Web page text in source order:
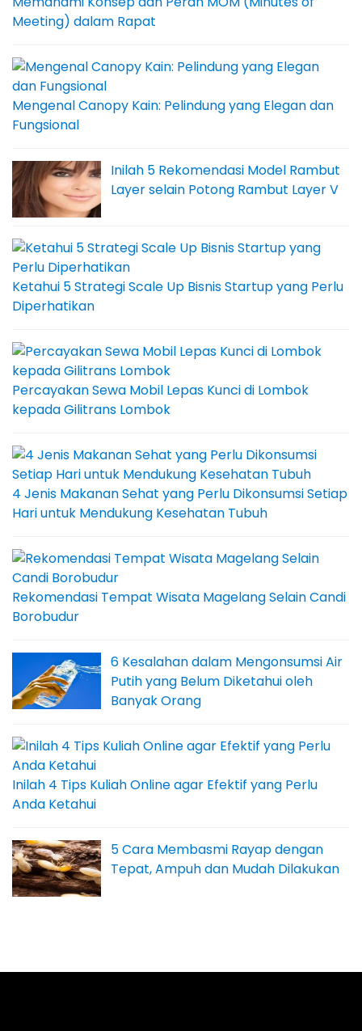
Meeting) dalam Rapat
Mengenal Canopy Kain: Pelindung yang Elegan dan
Fungsional
Inilah 5 Rekomendasi Model Rambut
Layer selain Potong Rambut Layer V
Ketahui 5 Strategi Scale Up Bisnis Startup yang Perlu
Diperhatikan
Percayakan Sewa Mobil Lepas Kunci di Lombok
kepada Gilitrans Lombok
4 Jenis Makanan Sehat yang Perlu Dikonsumsi Setiap
Hari untuk Mendukung Kesehatan Tubuh
Rekomendasi Tempat Wisata Magelang Selain Candi
Borobudur
6 Kesalahan dalam Mengonsumsi Air
Putih yang Belum Diketahui oleh
Banyak Orang
Inilah 4 Tips Kuliah Online agar Efektif yang Perlu
Anda Ketahui
5 Cara Membasmi Rayap dengan
Tepat, Ampuh dan Mudah Dilakukan